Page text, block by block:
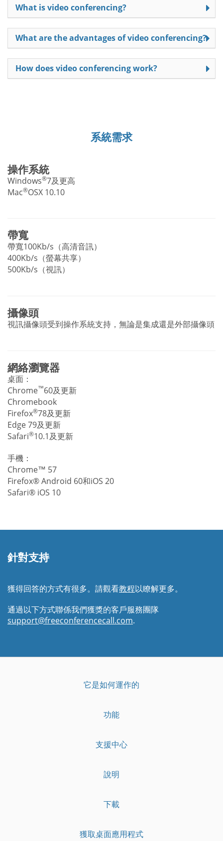
What is video conferencing?
What are the advantages of video conferencing?
How does video conferencing work?
系統需求
操作系統
Windows®7及更高
Mac®OSX 10.10
帶寬
帶寬100Kb/s（高清音訊）
400Kb/s（螢幕共享）
500Kb/s（視訊）
攝像頭
視訊攝像頭受到操作系統支持，無論是集成還是外部攝像頭
網絡瀏覽器
桌面：
Chrome™60及更新
Chromebook
Firefox®78及更新
Edge 79及更新
Safari®10.1及更新
手機：
Chrome™ 57
Firefox® Android 60和iOS 20
Safari® iOS 10
針對支持
獲得回答的方式有很多。請觀看教程以瞭解更多。
通過以下方式聯係我們獲獎的客戶服務團隊
support@freeconferencecall.com.
它是如何運作的
功能
支援中心
說明
下載
獲取桌面應用程式